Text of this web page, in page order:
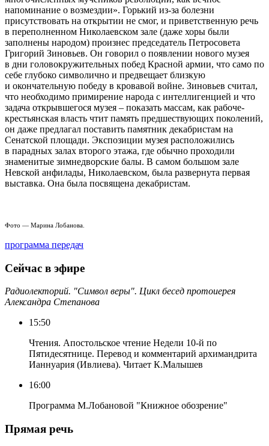
напоминание о возмездии». Горький из-за болезни
присутствовать на открытии не смог, и приветственную речь
в переполненном Николаевском зале (даже хоры были
заполнены народом) произнес председатель Петросовета
Григорий Зиновьев. Он говорил о появлении нового музея
в дни головокружительных побед Красной армии, что само по
себе глубоко символично и предвещает близкую
и окончательную победу в кровавой войне. Зиновьев считал,
что необходимо примирение народа с интеллигенцией и что
задача открывшегося музея – показать массам, как рабоче-
крестьянская власть чтит память предшествующих поколений,
он даже предлагал поставить памятник декабристам на
Сенатской площади. Экспозиции музея расположились
в парадных залах второго этажа, где обычно проходили
знаменитые зимнедворские балы. В самом большом зале
Невской анфилады, Николаевском, была развернута первая
выставка. Она была посвящена декабристам.
Фото — Марина Лобанова.
программа передач
Сейчас в эфире
Радиолекторий. "Символ веры". Цикл бесед протоиерея
Александра Степанова
15:50
Чтения. Апостольское чтение Недели 10-й по
Пятидесятнице. Перевод и комментарий архимандрита
Ианнуария (Ивлиева). Читает К.Малышев
16:00
Программа М.Лобановой "Книжное обозрение"
Прямая речь